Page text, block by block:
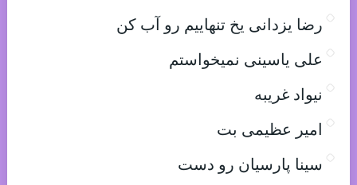
رضا یزدانی یخ تنهاییم رو آب کن
علی یاسینی نمیخواستم
نیواد غریبه
امیر عظیمی بت
سینا پارسیان رو دست